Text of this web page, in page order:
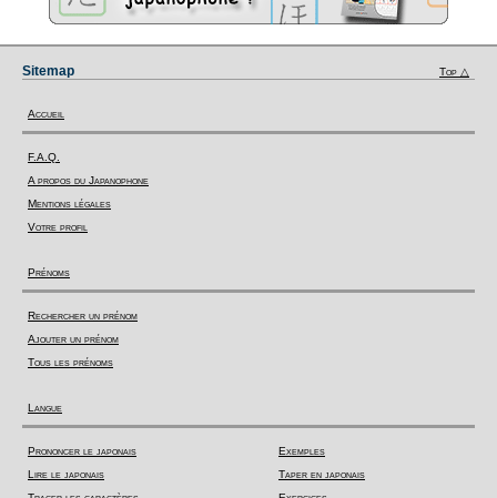
Sitemap Top △
Accueil
F.A.Q.
A propos du Japanophone
Mentions légales
Votre profil
Prénoms
Rechercher un prénom
Ajouter un prénom
Tous les prénoms
Langue
Prononcer le japonais
Lire le japonais
Exemples
Taper en japonais